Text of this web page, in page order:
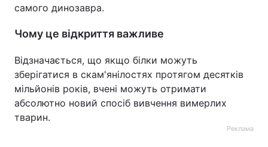
самого динозавра.
Чому це відкриття важливе
Відзначається, що якщо білки можуть
зберігатися в скам'янілостях протягом десятків
мільйонів років, вчені можуть отримати
абсолютно новий спосіб вивчення вимерлих
тварин.
Реклама